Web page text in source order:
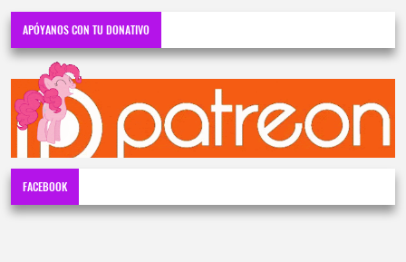
APÓYANOS CON TU DONATIVO
FACEBOOK